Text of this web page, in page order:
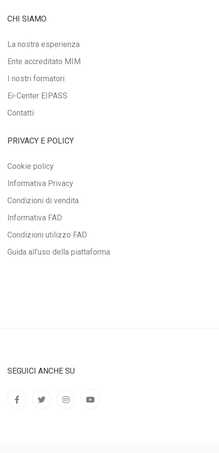
CHI SIAMO
La nostra esperienza
Ente accreditato MIM
I nostri formatori
Ei-Center EIPASS
Contatti
PRIVACY E POLICY
Cookie policy
Informativa Privacy
Condizioni di vendita
Informativa FAD
Condizioni utilizzo FAD
Guida all’uso della piattaforma
SEGUICI ANCHE SU